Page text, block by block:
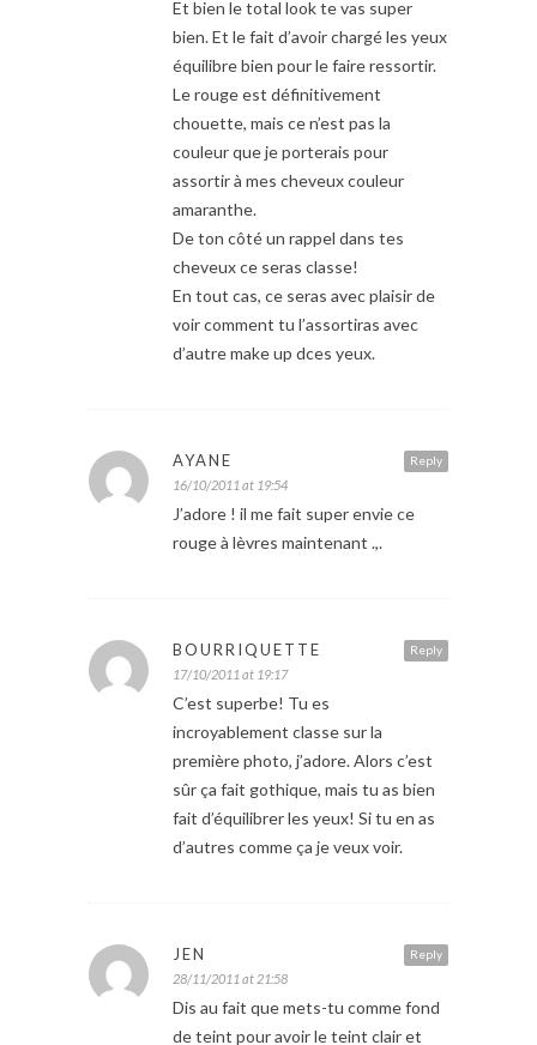
Et bien le total look te vas super
bien. Et le fait d’avoir chargé les yeux
équilibre bien pour le faire ressortir.
Le rouge est définitivement
chouette, mais ce n’est pas la
couleur que je porterais pour
assortir à mes cheveux couleur
amaranthe.
De ton côté un rappel dans tes
cheveux ce seras classe!
En tout cas, ce seras avec plaisir de
voir comment tu l’assortiras avec
d’autre make up dces yeux.
Reply
AYANE
16/10/2011 at 19:54
J’adore ! il me fait super envie ce
rouge à lèvres maintenant .,.
Reply
BOURRIQUETTE
17/10/2011 at 19:17
C’est superbe! Tu es
incroyablement classe sur la
première photo, j’adore. Alors c’est
sûr ça fait gothique, mais tu as bien
fait d’équilibrer les yeux! Si tu en as
d’autres comme ça je veux voir.
Reply
JEN
28/11/2011 at 21:58
Dis au fait que mets-tu comme fond
de teint pour avoir le teint clair et